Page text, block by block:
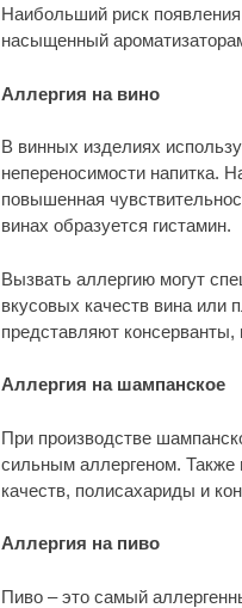
Наибольший риск появления
насыщенный
Аллергия на вино
В винных изделиях
непереносимости напитка.
повышенная
винах образуется гистамин.
Вызвать аллергию могут
вкусовых качеств вина или
представляют
Аллергия на шампанское
При производстве
сильным аллергеном. Также
качеств, полисахариды и
Аллергия на пиво
Пиво – это самый